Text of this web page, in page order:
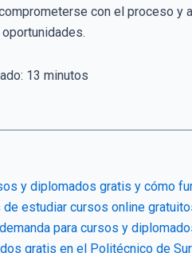
con el proceso y
13 minutos
y diplomados gratis y cómo
estudiar cursos online
para cursos y
gratis en el Politécnico de